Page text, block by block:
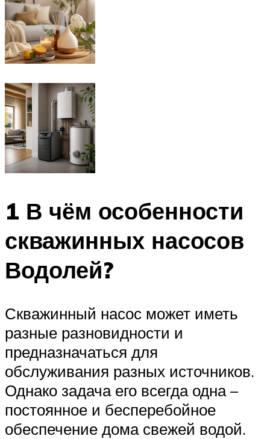
1 В чём особенности
скважинных насосов
Водолей?
Скважинный насос может иметь
разные разновидности и
предназначаться для
обслуживания разных источников.
Однако задача его всегда одна –
постоянное и бесперебойное
обеспечение дома свежей водой.